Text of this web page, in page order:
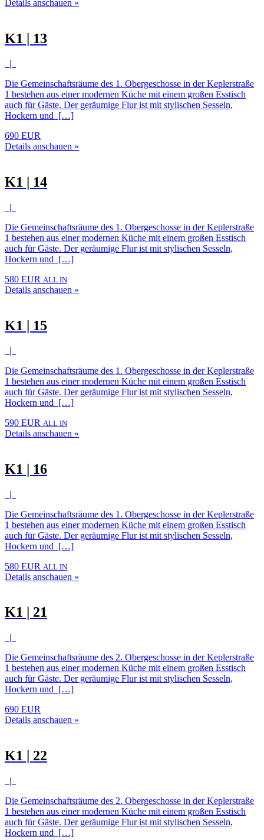
Details anschauen »
K1 | 13
|
Die Gemeinschaftsräume des 1. Obergeschosse in der Keplerstraße
1 bestehen aus einer modernen Küche mit einem großen Esstisch
auch für Gäste. Der geräumige Flur ist mit stylischen Sesseln,
Hockern und […]
690 EUR
Details anschauen »
K1 | 14
|
Die Gemeinschaftsräume des 1. Obergeschosse in der Keplerstraße
1 bestehen aus einer modernen Küche mit einem großen Esstisch
auch für Gäste. Der geräumige Flur ist mit stylischen Sesseln,
Hockern und […]
580 EUR ALL IN
Details anschauen »
K1 | 15
|
Die Gemeinschaftsräume des 1. Obergeschosse in der Keplerstraße
1 bestehen aus einer modernen Küche mit einem großen Esstisch
auch für Gäste. Der geräumige Flur ist mit stylischen Sesseln,
Hockern und […]
590 EUR ALL IN
Details anschauen »
K1 | 16
|
Die Gemeinschaftsräume des 1. Obergeschosse in der Keplerstraße
1 bestehen aus einer modernen Küche mit einem großen Esstisch
auch für Gäste. Der geräumige Flur ist mit stylischen Sesseln,
Hockern und […]
580 EUR ALL IN
Details anschauen »
K1 | 21
|
Die Gemeinschaftsräume des 2. Obergeschosse in der Keplerstraße
1 bestehen aus einer modernen Küche mit einem großen Esstisch
auch für Gäste. Der geräumige Flur ist mit stylischen Sesseln,
Hockern und […]
690 EUR
Details anschauen »
K1 | 22
|
Die Gemeinschaftsräume des 2. Obergeschosse in der Keplerstraße
1 bestehen aus einer modernen Küche mit einem großen Esstisch
auch für Gäste. Der geräumige Flur ist mit stylischen Sesseln,
Hockern und […]